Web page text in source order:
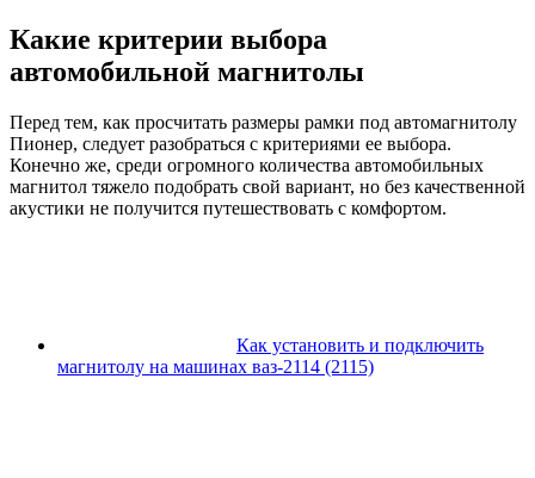
Какие критерии выбора
автомобильной магнитолы
Перед тем, как просчитать размеры рамки под автомагнитолу
Пионер, следует разобраться с критериями ее выбора.
Конечно же, среди огромного количества автомобильных
магнитол тяжело подобрать свой вариант, но без качественной
акустики не получится путешествовать с комфортом.
Как установить и подключить
магнитолу на машинах ваз-2114 (2115)